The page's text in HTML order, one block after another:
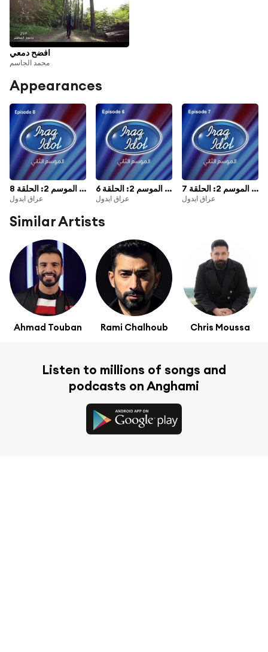
افضح دمعي
محمد الجاسم
Appearances
عراق أيدول الموسم 2: الحلقة 8
عراق ايدول
عراق أيدول الموسم 2: الحلقة 6
عراق ايدول
عراق أيدول الموسم 2: الحلقة 7
عراق ايدول
Similar Artists
Ahmad Touban Rami Chalhoub Chris Moussa
Listen to millions of songs and
podcasts on Anghami